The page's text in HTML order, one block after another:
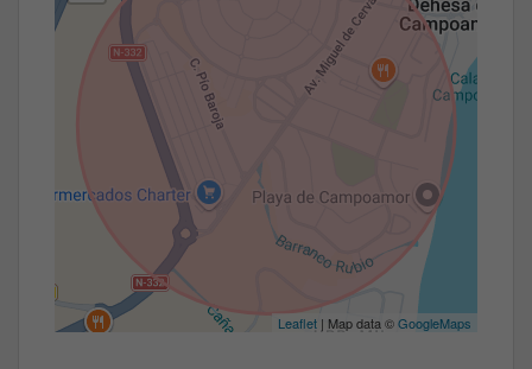
Leaflet | Map data ©GoogleMaps